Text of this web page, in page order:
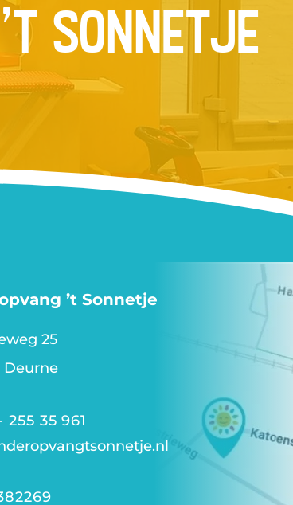
sonnetje
’t Sonnetje
25
Deurne
255 35 961